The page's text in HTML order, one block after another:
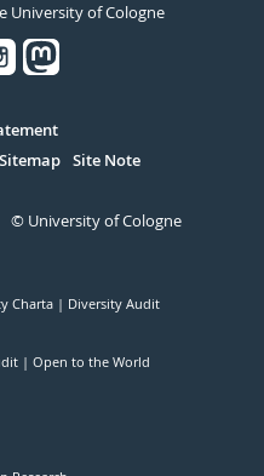
University of Cologne
Sitemap Site Note
© University of Cologne
Charta Diversity Audit
Open to the World